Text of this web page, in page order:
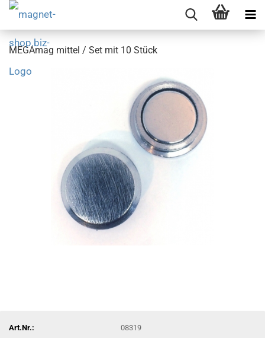
MEGAmag mittel / Set mit 10 Stück
Art.Nr.:
08319